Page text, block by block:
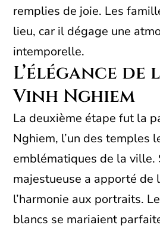
remplies de joie. Les
lieu, car il dégage une
intemporelle.
L’élégance de
Vinh Nghiem
La deuxième étape fut la
Nghiem, l’un des temples
emblématiques de la ville.
majestueuse a apporté de
l’harmonie aux portraits.
blancs se mariaient